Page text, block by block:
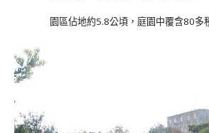
園區佔地約5.8公頃，庭園中覆含80多